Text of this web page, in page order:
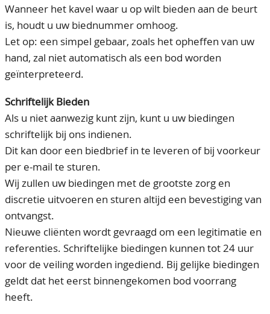
Wanneer het kavel waar u op wilt bieden aan de beurt
is, houdt u uw biednummer omhoog.
Let op: een simpel gebaar, zoals het opheffen van uw
hand, zal niet automatisch als een bod worden
geïnterpreteerd.
Schriftelijk Bieden
Als u niet aanwezig kunt zijn, kunt u uw biedingen
schriftelijk bij ons indienen.
Dit kan door een biedbrief in te leveren of bij voorkeur
per e-mail te sturen.
Wij zullen uw biedingen met de grootste zorg en
discretie uitvoeren en sturen altijd een bevestiging van
ontvangst.
Nieuwe cliënten wordt gevraagd om een legitimatie en
referenties. Schriftelijke biedingen kunnen tot 24 uur
voor de veiling worden ingediend. Bij gelijke biedingen
geldt dat het eerst binnengekomen bod voorrang
heeft.